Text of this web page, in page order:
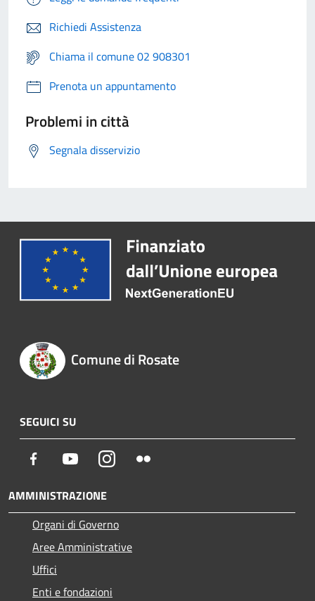
Richiedi Assistenza
Chiama il comune 02 908301
Prenota un appuntamento
Problemi in città
Segnala disservizio
Comune di Rosate
SEGUICI SU
Facebook YoutubeInstagram
AMMINISTRAZIONE
Organi di Governo
Aree Amministrative
Uffici
Enti e fondazioni